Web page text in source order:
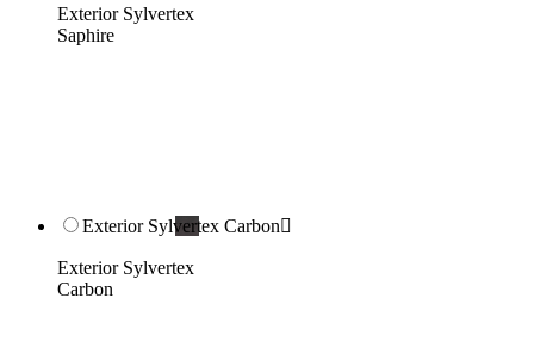
Exterior Sylvertex
Saphire
Exterior Sylvertex Carbon
Exterior Sylvertex
Carbon